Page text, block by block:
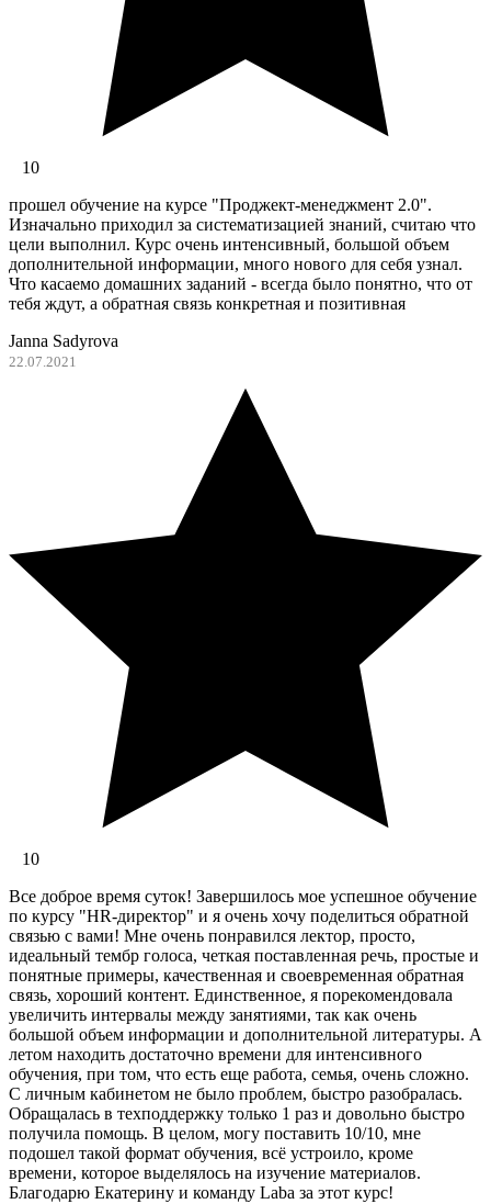
10
прошел обучение на курсе "Проджект-менеджмент 2.0".
Изначально приходил за систематизацией знаний, считаю что
цели выполнил. Курс очень интенсивный, большой объем
дополнительной информации, много нового для себя узнал.
Что касаемо домашних заданий - всегда было понятно, что от
тебя ждут, а обратная связь конкретная и позитивная
Janna Sadyrova
22.07.2021
10
Все доброе время суток! Завершилось мое успешное обучение
по курсу "HR-директор" и я очень хочу поделиться обратной
связью с вами! Мне очень понравился лектор, просто,
идеальный тембр голоса, четкая поставленная речь, простые и
понятные примеры, качественная и своевременная обратная
связь, хороший контент. Единственное, я порекомендовала
увеличить интервалы между занятиями, так как очень
большой объем информации и дополнительной литературы. А
летом находить достаточно времени для интенсивного
обучения, при том, что есть еще работа, семья, очень сложно.
С личным кабинетом не было проблем, быстро разобралась.
Обращалась в техподдержку только 1 раз и довольно быстро
получила помощь. В целом, могу поставить 10/10, мне
подошел такой формат обучения, всё устроило, кроме
времени, которое выделялось на изучение материалов.
Благодарю Екатерину и команду Laba за этот курс!